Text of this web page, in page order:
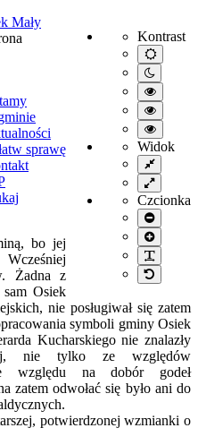
Kontrast
Default
mode
Night
mode
High
contrast
black/
mode.
High
contrast
black/
mode.
High
contrast
yellow/
mode.
Widok
Fixed
layout
Wide
layout
Czcionka
Smaller
font
Larger
font
Default
font
Mały
sprawę
bo jej
Żadna z
Osiek
nie posługiwał się zatem
symboli gminy Osiek
Kucharskiego nie znalazły
nie tylko ze względów
względu na dobór godeł
zatem odwołać się było ani do
potwierdzonej wzmianki o